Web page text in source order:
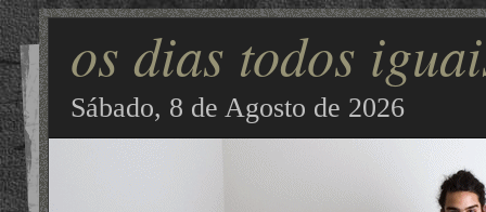
os dias todos
Sábado, 8 de Agosto de 2026